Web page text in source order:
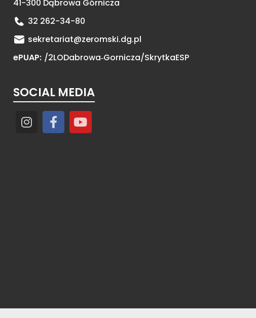
41-300 Dąbrowa Górnicza
32 262-34-80
sekretariat@zeromski.dg.pl
ePUAP: /2LODabrowa‑Gornicza/SkrytkaESP
SOCIAL MEDIA